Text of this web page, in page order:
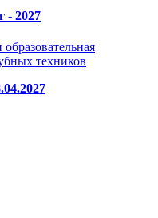
- 2027
техников